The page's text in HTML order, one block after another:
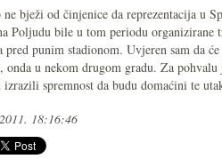
bježi od činjenice da reprezentacija u
Poljudu bile u tom periodu
pred punim stadionom. Uvjeren sam da
onda u nekom drugom gradu. Za
izrazili spremnost da budu domaćini te
18:16:46